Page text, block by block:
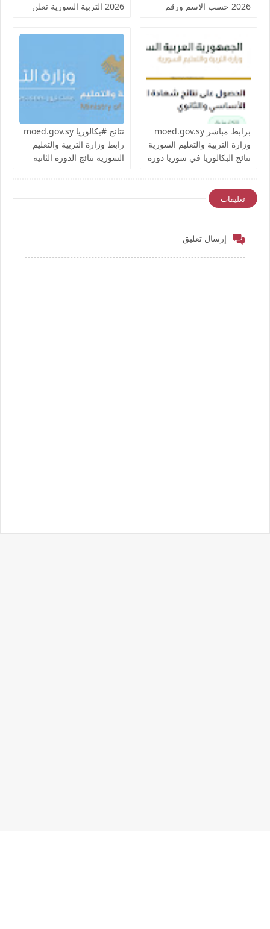
2026 حسب الاسم ورقم
الثانوية العامة في سوريا
2026 علمي وأدبي بإسم
2026 التربية السورية تعلن
لـ250 الف طالب الصناعية
الاسم ورقم الاكتتاب وإسم
المدرسة
برابط مباشر moed.gov.sy
وزارة التربية والتعليم السورية
نتائج البكالوريا في سوريا دورة
الثانوية العامة والمهنية علمي
وادبي صناعي تجاري نسوي
نتائج #بكالوريا moed.gov.sy
رابط وزارة التربية والتعليم
السورية نتائج الدورة الثانية
تعليقات
إرسال تعليق